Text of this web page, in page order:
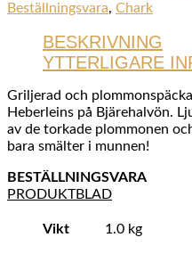
Beställningsvara, Chark
BESKRIVNING
YTTERLIGARE
Griljerad och
Heberleins på Bjärehalvön.
av de torkade plommonen
bara smälter i munnen!
BESTÄLLNINGSVARA
PRODUKTBLAD
Vikt 1.0 kg